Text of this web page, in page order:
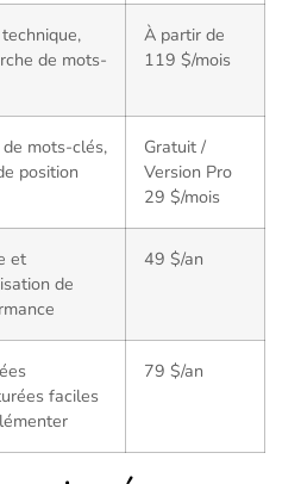
de mots-
À partir de
119 $/mois
de mots-clés,
position
Gratuit /
Version Pro
29 $/mois
et
de
49 $/an
faciles
79 $/an